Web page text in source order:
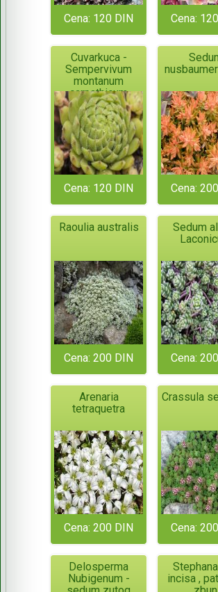
Cena: 120 DIN Cena:
Cuvarkuca -
Sempervivum
montanum
carpathicum
Cena: 120 DIN Cena:
Raoulia australis
Cena: 200 DIN
Sedum
Cena:
Arenaria
tetraquetra
Cena: 200 DIN
Crassula
Cena:
Delosperma
Nubigenum -
incisa ,